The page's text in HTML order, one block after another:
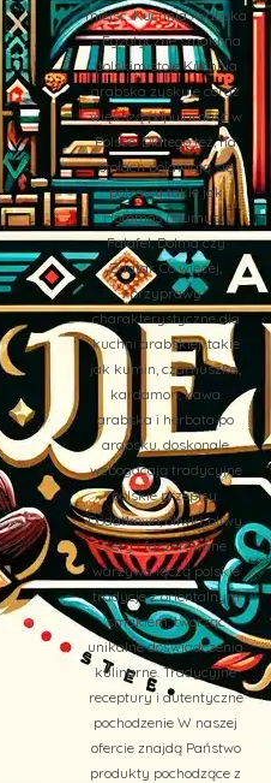
miejsc. Kuchnia Arabska
– Egzotyczne smaki na
polskim stole Kuchnia
arabska zyskuje coraz
większą popularność w
Polsce. Dlatego też, na
stołach pojawiają się
potrawy takie jak
Hommos (Humus),
Falafel, Dolma czy
Zaatar. Co więcej,
przyprawy
charakterystyczne dla
kuchni arabskiej, takie
jak kumin, czarnuszka,
kardamon, kawa
arabska i herbata po
arabsku, doskonale
wzbogacają tradycyjne
polskie przepisy.
Dodatkowo, oliwki, oliwy,
sery i faszerowane
warzywa łączą polskie
tradycje z orientalnym
smakiem, tworząc
unikalne doświadczenia
kulinarne. Tradycyjne
receptury i autentyczne
pochodzenie W naszej
ofercie znajdą Państwo
produkty pochodzące z